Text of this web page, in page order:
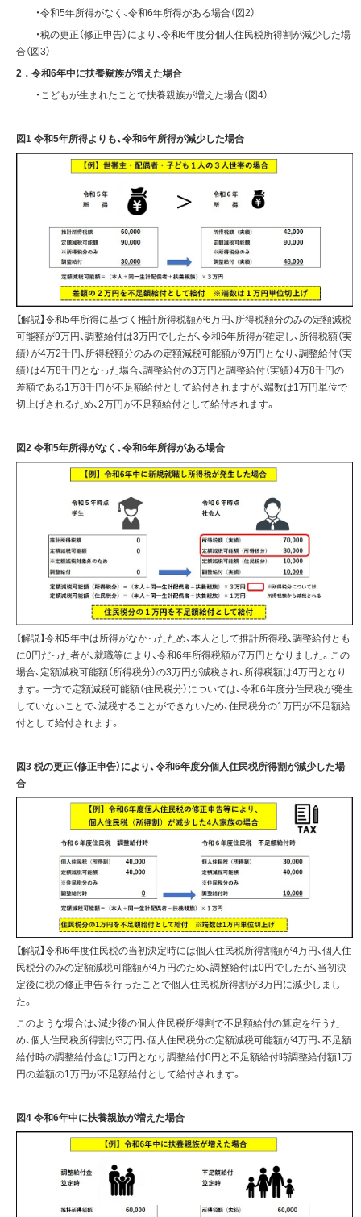
・令和5年所得がなく、令和6年所得がある場合（図2）
・税の更正（修正申告）により、令和6年度分個人住民税所得割が減少した場
合（図3）
2．令和6年中に扶養親族が増えた場合
・こどもが生まれたことで扶養親族が増えた場合（図4）
図1 令和5年所得よりも、令和6年所得が減少した場合
【解説】令和5年所得に基づく推計所得税額が6万円、所得税額分のみの定額減税
可能額が9万円、調整給付は3万円でしたが、令和6年所得が確定し、所得税額（実
績）が4万2千円、所得税額分のみの定額減税可能額が9万円となり、調整給付（実
績）は4万8千円となった場合、調整給付の3万円と調整給付（実績）4万8千円の
差額である1万8千円が不足額給付として給付されますが、端数は1万円単位で
切上げされるため、2万円が不足額給付として給付されます。
図2 令和5年所得がなく、令和6年所得がある場合
【解説】令和5年中は所得がなかったため、本人として推計所得税、調整給付とも
に0円だった者が、就職等により、令和6年所得税額が7万円となりました。この
場合、定額減税可能額（所得税分）の3万円が減税され、所得税額は4万円となり
ます。一方で定額減税可能額（住民税分）については、令和6年度分住民税が発生
していないことで、減税することができないため、住民税分の1万円が不足額給
付として給付されます。
図3 税の更正（修正申告）により、令和6年度分個人住民税所得割が減少した場
合
【解説】令和6年度住民税の当初決定時には個人住民税所得割額が4万円、個人住
民税分のみの定額減税可能額が4万円のため、調整給付は0円でしたが、当初決
定後に税の修正申告を行ったことで個人住民税所得割が3万円に減少しまし
た。
このような場合は、減少後の個人住民税所得割で不足額給付の算定を行うた
め、個人住民税所得割が3万円、個人住民税分の定額減税可能額が4万円、不足額
給付時の調整給付金は1万円となり調整給付0円と不足額給付時調整給付額1万
円の差額の1万円が不足額給付として給付されます。
図4 令和6年中に扶養親族が増えた場合